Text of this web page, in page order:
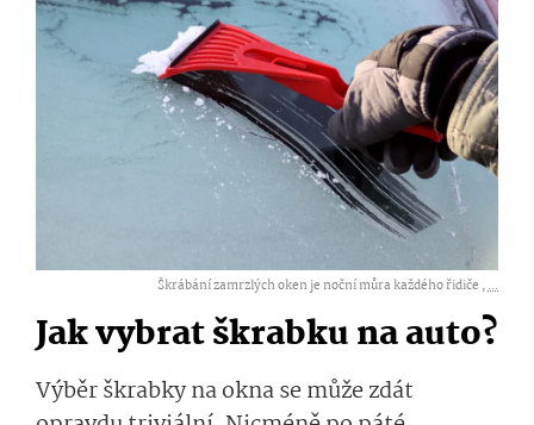
Škrábání zamrzlých oken je noční můra každého řidiče ,...
Jak vybrat škrabku na auto?
Výběr škrabky na okna se může zdát